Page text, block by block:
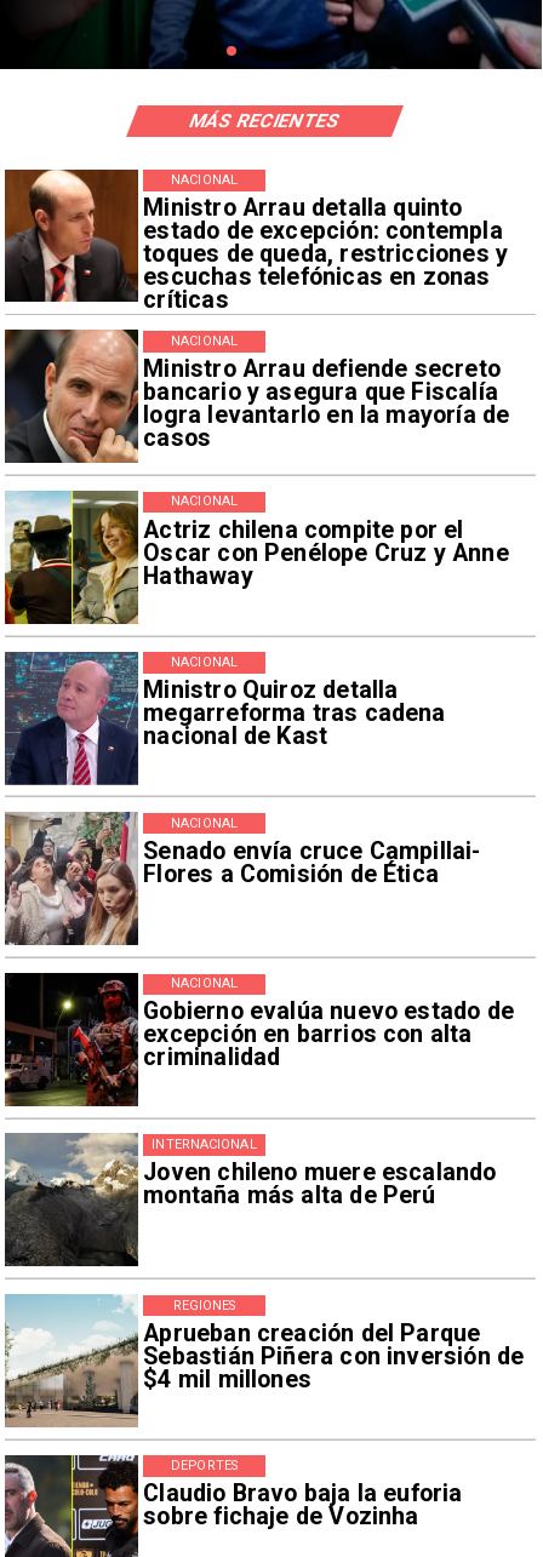
Ministro Arrau detalla quinto
estado de excepción: contempla
toques de queda, restricciones y
escuchas telefónicas en zonas
críticas
NACIONAL
Ministro Arrau defiende secreto
bancario y asegura que Fiscalía
logra levantarlo en la mayoría de
casos
NACIONAL
Actriz chilena compite por el
Oscar con Penélope Cruz y Anne
Hathaway
NACIONAL
Ministro Quiroz detalla
megarreforma tras cadena
nacional de Kast
NACIONAL
Senado envía cruce Campillai-
Flores a Comisión de Ética
NACIONAL
Gobierno evalúa nuevo estado de
excepción en barrios con alta
criminalidad
NACIONAL
Joven chileno muere escalando
montaña más alta de Perú
INTERNACIONAL
Aprueban creación del Parque
Sebastián Piñera con inversión de
$4 mil millones
REGIONES
Claudio Bravo baja la euforia
sobre fichaje de Vozinha
DEPORTES
MÁS RECIENTES